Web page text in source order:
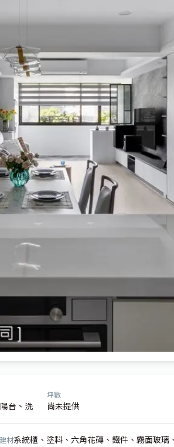
台、洗
坪數
尚未提供
材系統櫃、塗料、六角花磚、鐵件、霧面玻璃